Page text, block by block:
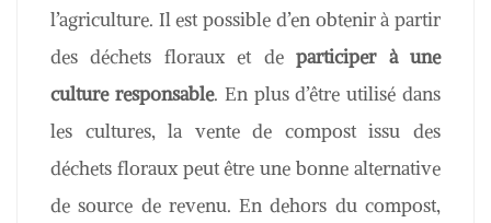
l’agriculture. Il est possible d’en obtenir à partir
des déchets floraux et departiciper à une
culture responsable. En plus d’être utilisé dans
les cultures, la vente de compost issu des
déchets floraux peut être une bonne alternative
de source de revenu. En dehors du compost,